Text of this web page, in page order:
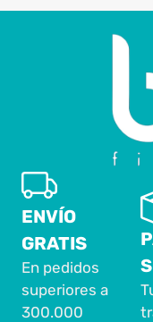
ENVÍO
GRATIS
En pedidos
superiores a
300.000